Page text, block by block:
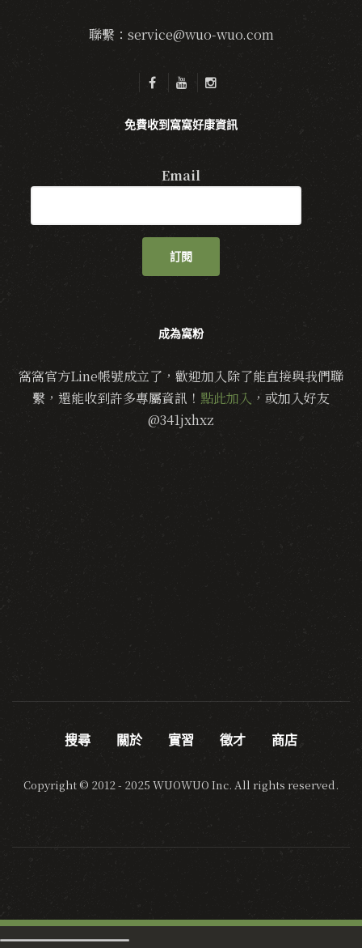
聯繫：service@wuo-wuo.com
免費收到窩窩好康資訊
Email
訂閱
成為窩粉
窩窩官方Line帳號成立了，歡迎加入除了能直接與我們聯
繫，還能收到許多專屬資訊！ 點此加入 ，或加入好友
@341jxhxz
搜尋 關於 實習 徵才 商店
Copyright © 2012 - 2025 WUOWUO Inc. All rights reserved.